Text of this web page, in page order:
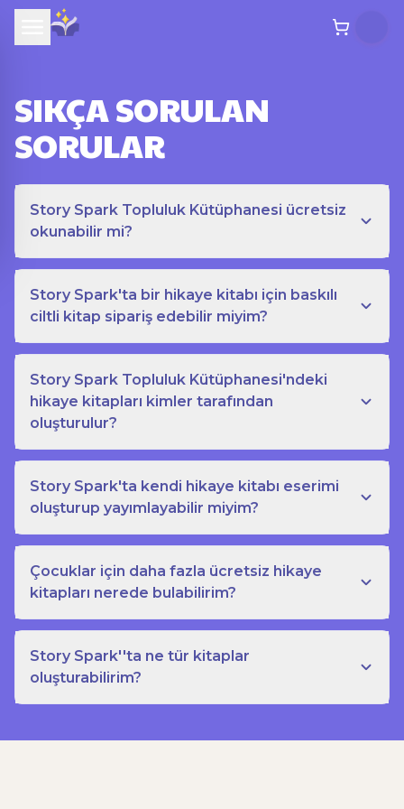
SIKÇA SORULAN
SORULAR
Story Spark Topluluk Kütüphanesi ücretsiz
okunabilir mi?
Story Spark'ta bir hikaye kitabı için baskılı
ciltli kitap sipariş edebilir miyim?
Story Spark Topluluk Kütüphanesi'ndeki
hikaye kitapları kimler tarafından
oluşturulur?
Story Spark'ta kendi hikaye kitabı eserimi
oluşturup yayımlayabilir miyim?
Çocuklar için daha fazla ücretsiz hikaye
kitapları nerede bulabilirim?
Story Spark''ta ne tür kitaplar
oluşturabilirim?